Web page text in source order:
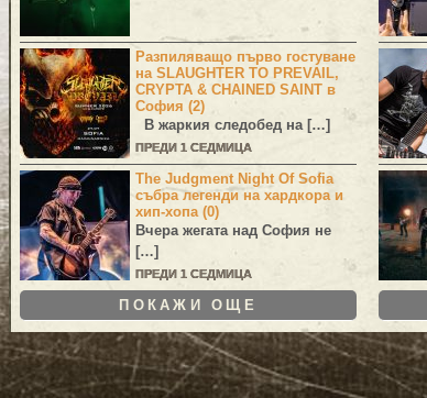
Разпиляващо първо гостуване
на SLAUGHTER TO PREVAIL,
CRYPTA & CHAINED SAINT в
София (2)
В жаркия следобед на […]
ПРЕДИ 1 СЕДМИЦА
The Judgment Night Of Sofia
събра легенди на хардкора и
хип-хопа (0)
Вчера жегата над София не
[…]
ПРЕДИ 1 СЕДМИЦА
ПОКАЖИ ОЩЕ